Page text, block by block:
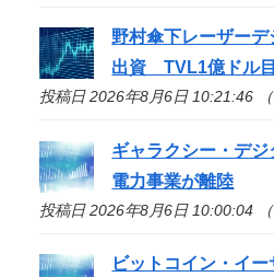
野村傘下レーザー
出資 TVL1億ドル
投稿日 2026年8月6日 10:21:46 （
ギャラクシー・デ
電力事業が離陸
投稿日 2026年8月6日 10:00:04 （
ビットコイン・イ